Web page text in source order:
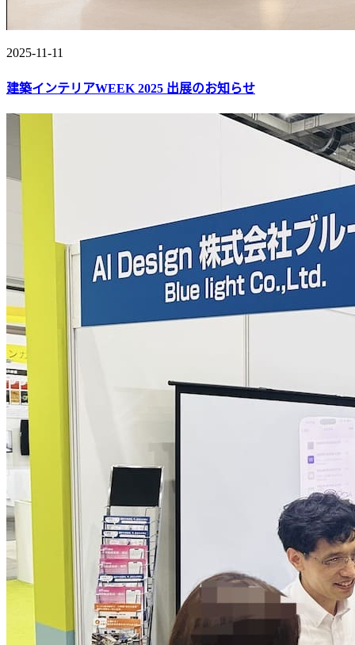
2025-11-11
建築インテリアWEEK 2025 出展のお知らせ